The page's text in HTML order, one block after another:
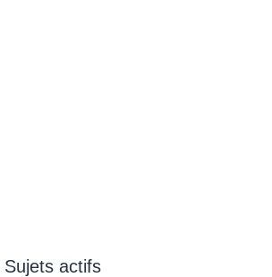
Sujets actifs